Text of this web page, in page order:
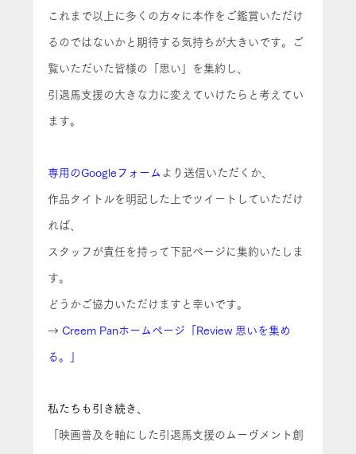
これまで以上に多くの方々に本作をご鑑賞いただけ
るのではないかと期待する気持ちが大きいです。ご
覧いただいた皆様の「思い」を集約し、
引退馬支援の大きな力に変えていけたらと考えてい
ます。
専用のGoogleフォーム より送信いただくか、
作品タイトルを明記した上でツイートしていただけ
れば、
スタッフが責任を持って下記ページに集約いたしま
す。
どうかご協力いただけますと幸いです。
→ Creem Panホームページ「Review 思いを集め
る。」
私たちも引き続き、
「映画普及を軸にした引退馬支援のムーヴメント創